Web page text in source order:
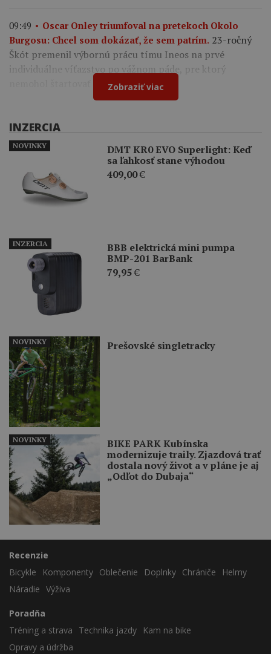
09:49
Oscar Onley triumfoval na pretekoch Okolo
Burgosu: Chcel som dokázať, že sem patrím. 23-ročný
Škót premenil výbornú prácu tímu Ineos na prvé
individuálne víťazstvo po vážnom páde, pre ktorý
nemohol štartovať na Tour de France.
Zobraziť viac
INZERCIA
DMT KR0 EVO Superlight: Keď
sa ľahkosť stane výhodou
409,00€
NOVINKY
BBB elektrická mini pumpa
BMP-201 BarBank
79,95€
INZERCIA
Prešovské singletracky
NOVINKY
BIKE PARK Kubínska
modernizuje traily. Zjazdová trať
dostala nový život a v pláne je aj
„Odľot do Dubaja“
NOVINKY
Recenzie
Bicykle
Komponenty Oblečenie Doplnky Chrániče
Helmy
Náradie Výživa
Poradňa
Tréning a strava
Technika jazdy
Kam na bike
Opravy a údržba